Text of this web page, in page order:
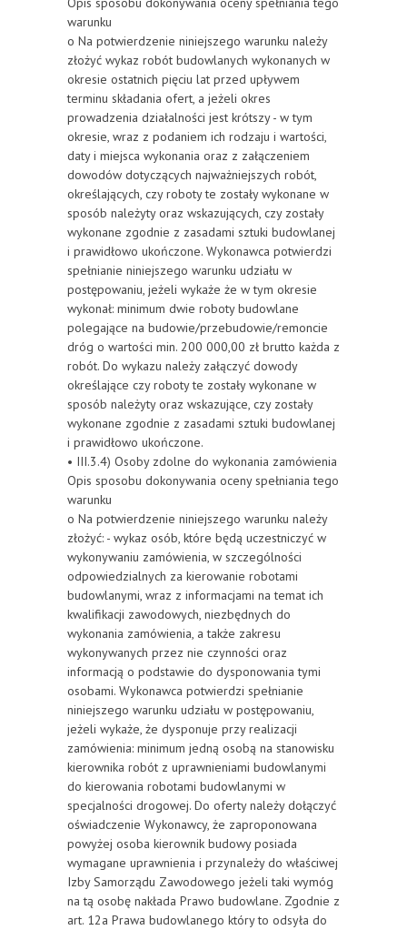
warunku
o Na potwierdzenie niniejszego warunku należy
złożyć wykaz robót budowlanych wykonanych w
okresie ostatnich pięciu lat przed upływem
terminu składania ofert, a jeżeli okres
prowadzenia działalności jest krótszy - w tym
okresie, wraz z podaniem ich rodzaju i wartości,
daty i miejsca wykonania oraz z załączeniem
dowodów dotyczących najważniejszych robót,
określających, czy roboty te zostały wykonane w
sposób należyty oraz wskazujących, czy zostały
wykonane zgodnie z zasadami sztuki budowlanej
i prawidłowo ukończone. Wykonawca potwierdzi
spełnianie niniejszego warunku udziału w
postępowaniu, jeżeli wykaże że w tym okresie
wykonał: minimum dwie roboty budowlane
polegające na budowie/przebudowie/remoncie
dróg o wartości min. 200 000,00 zł brutto każda z
robót. Do wykazu należy załączyć dowody
określające czy roboty te zostały wykonane w
sposób należyty oraz wskazujące, czy zostały
wykonane zgodnie z zasadami sztuki budowlanej
i prawidłowo ukończone.
• III.3.4) Osoby zdolne do wykonania zamówienia
Opis sposobu dokonywania oceny spełniania tego
warunku
o Na potwierdzenie niniejszego warunku należy
złożyć: - wykaz osób, które będą uczestniczyć w
wykonywaniu zamówienia, w szczególności
odpowiedzialnych za kierowanie robotami
budowlanymi, wraz z informacjami na temat ich
kwalifikacji zawodowych, niezbędnych do
wykonania zamówienia, a także zakresu
wykonywanych przez nie czynności oraz
informacją o podstawie do dysponowania tymi
osobami. Wykonawca potwierdzi spełnianie
niniejszego warunku udziału w postępowaniu,
jeżeli wykaże, że dysponuje przy realizacji
zamówienia: minimum jedną osobą na stanowisku
kierownika robót z uprawnieniami budowlanymi
do kierowania robotami budowlanymi w
specjalności drogowej. Do oferty należy dołączyć
oświadczenie Wykonawcy, że zaproponowana
powyżej osoba kierownik budowy posiada
wymagane uprawnienia i przynależy do właściwej
Izby Samorządu Zawodowego jeżeli taki wymóg
na tą osobę nakłada Prawo budowlane. Zgodnie z
art. 12a Prawa budowlanego który to odsyła do